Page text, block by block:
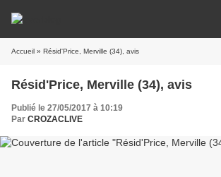
Accueil » Résid'Price, Merville (34), avis
Résid'Price, Merville (34), avis
Publié le 27/05/2017 à 10:19
Par CROZACLIVE